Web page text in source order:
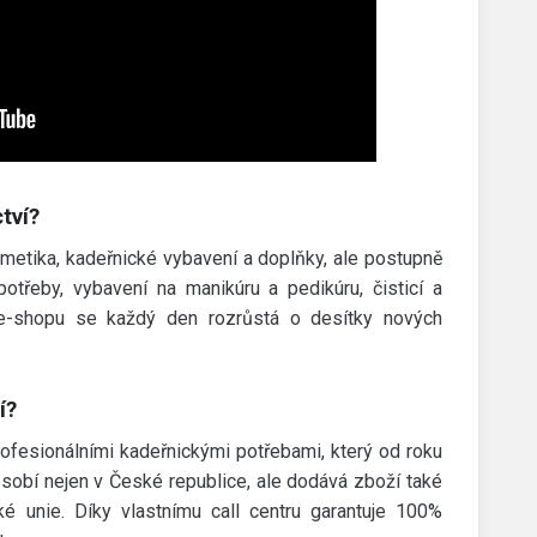
kadeřnické vybavení a doplňky, ale postupně
vybavení na manikúru a pedikúru, čisticí a
shopu se každý den rozrůstá o desítky nových
kadeřnickými potřebami, který od roku
nejen v České republice, ale dodává zboží také
unie. Díky vlastnímu call centru garantuje 100%